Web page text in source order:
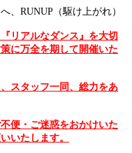
、RUNUP（駆け上がれ）
リアルなダンス』を大切
に万全を期して開催いた
スタッフ一同、総力をあ
便・ご迷惑をおかけいた
いたします。